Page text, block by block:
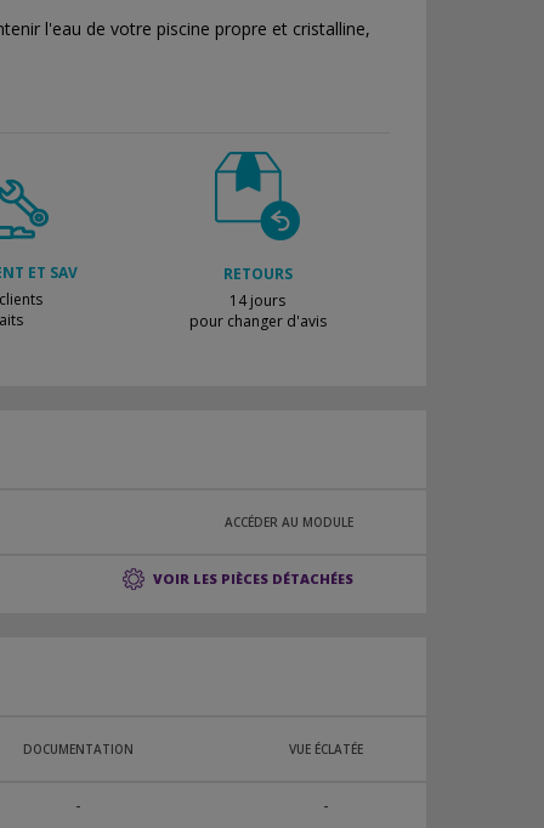
l'eau de votre piscine propre et cristalline,
ET SAV
RETOURS
14 jours
pour changer d'avis
ACCÉDER AU MODULE
VOIR LES PIÈCES DÉTACHÉES
DOCUMENTATION VUE ÉCLATÉE
- -